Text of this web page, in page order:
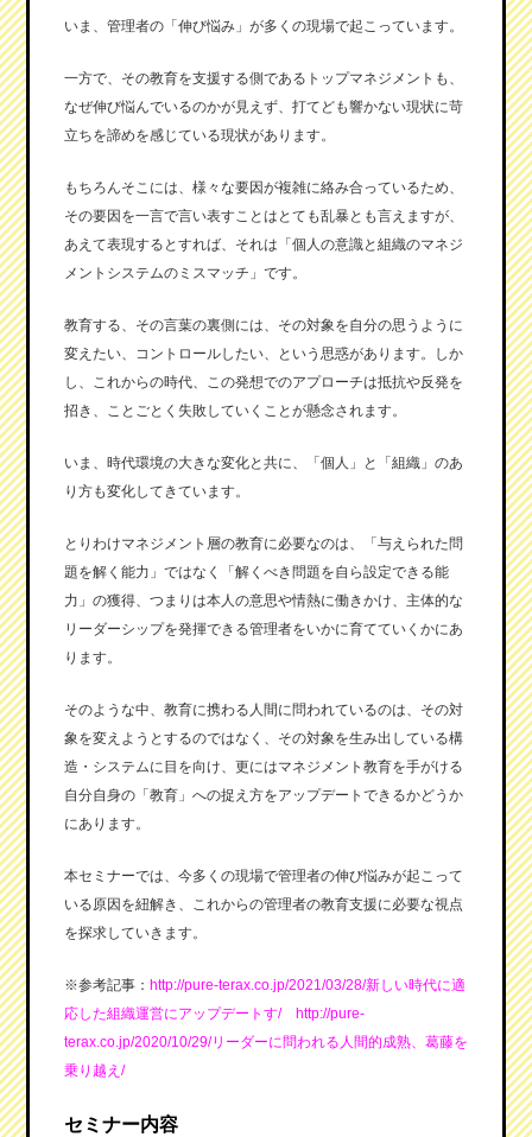
いま、管理者の「伸び悩み」が多くの現場で起こっています。
一方で、その教育を支援する側であるトップマネジメントも、
なぜ伸び悩んでいるのかが見えず、打てども響かない現状に苛
立ちを諦めを感じている現状があります。
もちろんそこには、様々な要因が複雑に絡み合っているため、
その要因を一言で言い表すことはとても乱暴とも言えますが、
あえて表現するとすれば、それは「個人の意識と組織のマネジ
メントシステムのミスマッチ」です。
教育する、その言葉の裏側には、その対象を自分の思うように
変えたい、コントロールしたい、という思惑があります。しか
し、これからの時代、この発想でのアプローチは抵抗や反発を
招き、ことごとく失敗していくことが懸念されます。
いま、時代環境の大きな変化と共に、「個人」と「組織」のあ
り方も変化してきています。
とりわけマネジメント層の教育に必要なのは、「与えられた問
題を解く能力」ではなく「解くべき問題を自ら設定できる能
力」の獲得、つまりは本人の意思や情熱に働きかけ、主体的な
リーダーシップを発揮できる管理者をいかに育てていくかにあ
ります。
そのような中、教育に携わる人間に問われているのは、その対
象を変えようとするのではなく、その対象を生み出している構
造・システムに目を向け、更にはマネジメント教育を手がける
自分自身の「教育」への捉え方をアップデートできるかどうか
にあります。
本セミナーでは、今多くの現場で管理者の伸び悩みが起こって
いる原因を紐解き、これからの管理者の教育支援に必要な視点
を探求していきます。
※参考記事： http://pure-terax.co.jp/2021/03/28/新しい時代に適
応した組織運営にアップデートす/
http://pure-
terax.co.jp/2020/10/29/リーダーに問われる人間的成熟、葛藤を
乗り越え/
セミナー内容